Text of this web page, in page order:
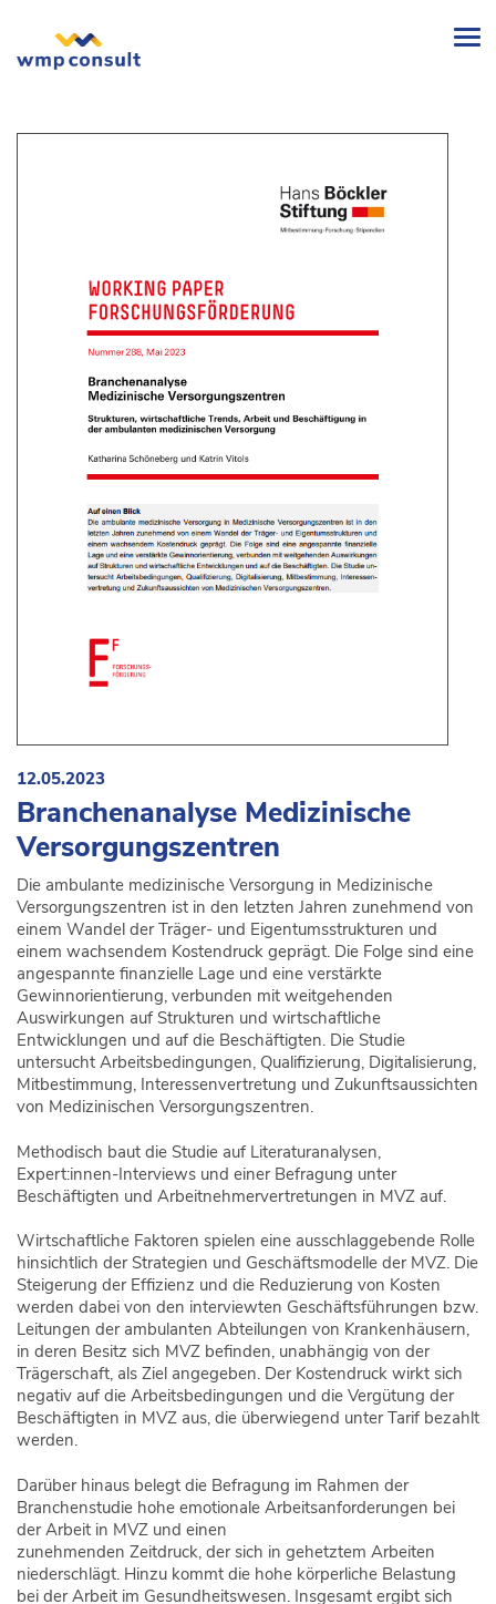
12.05.2023
Branchenanalyse Medizinische
Versorgungszentren
Die ambulante medizinische Versorgung in Medizinische
Versorgungszentren ist in den letzten Jahren zunehmend von
einem Wandel der Träger- und Eigentumsstrukturen und
einem wachsendem Kostendruck geprägt. Die Folge sind eine
angespannte finanzielle Lage und eine verstärkte
Gewinnorientierung, verbunden mit weitgehenden
Auswirkungen auf Strukturen und wirtschaftliche
Entwicklungen und auf die Beschäftigten. Die Studie
untersucht Arbeitsbedingungen, Qualifizierung, Digitalisierung,
Mitbestimmung, Interessenvertretung und Zukunftsaussichten
von Medizinischen Versorgungszentren.
Methodisch baut die Studie auf Literaturanalysen,
Expert:innen-Interviews und einer Befragung unter
Beschäftigten und Arbeitnehmervertretungen in MVZ auf.
Wirtschaftliche Faktoren spielen eine ausschlaggebende Rolle
hinsichtlich der Strategien und Geschäftsmodelle der MVZ. Die
Steigerung der Effizienz und die Reduzierung von Kosten
werden dabei von den interviewten Geschäftsführungen bzw.
Leitungen der ambulanten Abteilungen von Krankenhäusern,
in deren Besitz sich MVZ befinden, unabhängig von der
Trägerschaft, als Ziel angegeben. Der Kostendruck wirkt sich
negativ auf die Arbeitsbedingungen und die Vergütung der
Beschäftigten in MVZ aus, die überwiegend unter Tarif bezahlt
werden.
Darüber hinaus belegt die Befragung im Rahmen der
Branchenstudie hohe emotionale Arbeitsanforderungen bei
der Arbeit in MVZ und einen
zunehmenden Zeitdruck, der sich in gehetztem Arbeiten
niederschlägt. Hinzu kommt die hohe körperliche Belastung
bei der Arbeit im Gesundheitswesen. Insgesamt ergibt sich